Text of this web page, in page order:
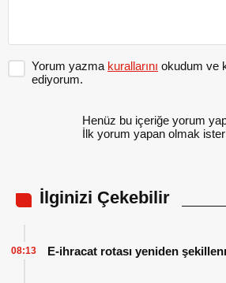
Yorum yazma kurallarını okudum ve
ediyorum.
Henüz bu içeriğe yorum
İlk yorum yapan olmak
İlginizi Çekebilir
E-ihracat rotası yeniden
08:13